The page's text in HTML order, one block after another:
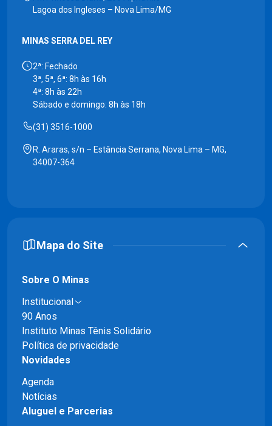
Lagoa dos Ingleses – Nova Lima/MG
MINAS SERRA DEL REY
2ª: Fechado
3ª, 5ª, 6ª: 8h às 16h
4ª: 8h às 22h
Sábado e domingo: 8h às 18h
(31) 3516-1000
R. Araras, s/n – Estância Serrana, Nova Lima – MG,
34007-364
Mapa do Site
Sobre O Minas
Institucional
90 Anos
Instituto Minas Tênis Solidário
Política de privacidade
Novidades
Agenda
Notícias
Aluguel e Parcerias